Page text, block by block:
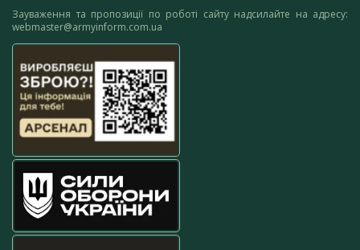
Зауваження та пропозиції по роботі сайту надсилайте на адресу:
webmaster@armyinform.com.ua